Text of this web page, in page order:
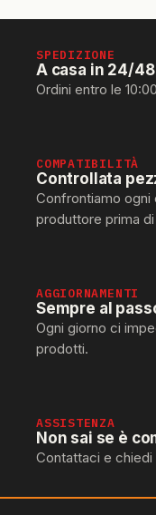
SPEDIZIONE
A casa in 24/
Ordini entro le
COMPATIBILITÀ
Controllata
Confrontiamo ogni
produttore prima
AGGIORNAMENTI
Sempre al
Ogni giorno ci
prodotti.
ASSISTENZA
Non sai se è
Contattaci e chiedi